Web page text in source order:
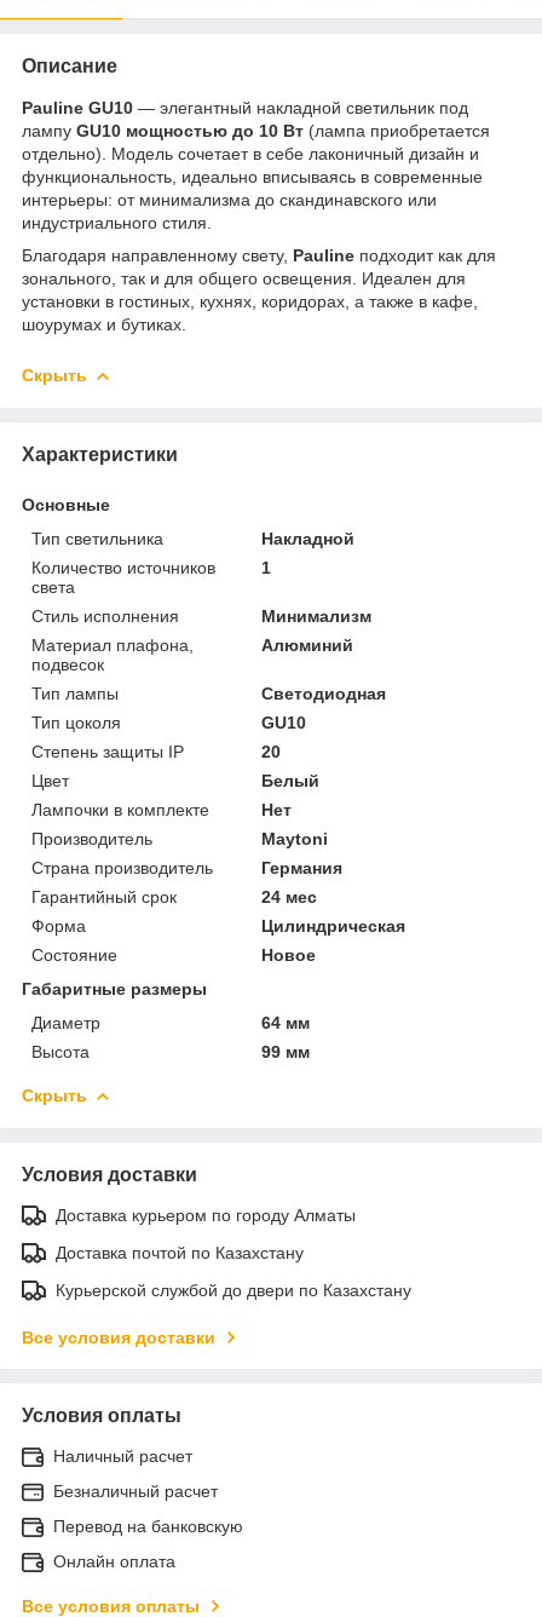
Описание
Pauline GU10 — элегантный накладной светильник под
лампу GU10 мощностью до 10 Вт (лампа приобретается
отдельно). Модель сочетает в себе лаконичный дизайн и
функциональность, идеально вписываясь в современные
интерьеры: от минимализма до скандинавского или
индустриального стиля.
Благодаря направленному свету, Pauline подходит как для
зонального, так и для общего освещения. Идеален для
установки в гостиных, кухнях, коридорах, а также в кафе,
шоурумах и бутиках.
Скрыть
Характеристики
Основные
Тип светильника
Накладной
Количество источников
света
1
Стиль исполнения
Минимализм
Материал плафона,
подвесок
Алюминий
Тип лампы
Светодиодная
Тип цоколя
GU10
Степень защиты IP
20
Цвет
Белый
Лампочки в комплекте
Нет
Производитель
Maytoni
Страна производитель
Германия
Гарантийный срок
24 мес
Форма
Цилиндрическая
Состояние
Новое
Габаритные размеры
Диаметр
64 мм
Высота
99 мм
Скрыть
Условия доставки
Доставка курьером по городу Алматы
Доставка почтой по Казахстану
Курьерской службой до двери по Казахстану
Все условия доставки
Условия оплаты
Наличный расчет
Безналичный расчет
Перевод на банковскую
Онлайн оплата
Все условия оплаты